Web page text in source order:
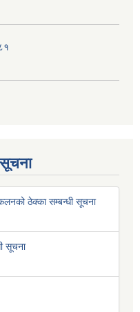
ठेक्का सम्बन्धी सूचना
सूचना